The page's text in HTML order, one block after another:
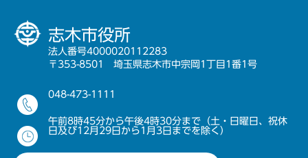
志木市役所
法人番号4000020112283
〒353-8501 埼玉県志木市中宗岡1丁目1番1号
048-473-1111
午前8時45分から午後4時30分まで（土・日曜日、祝休
日及び12月29日から1月3日までを除く）